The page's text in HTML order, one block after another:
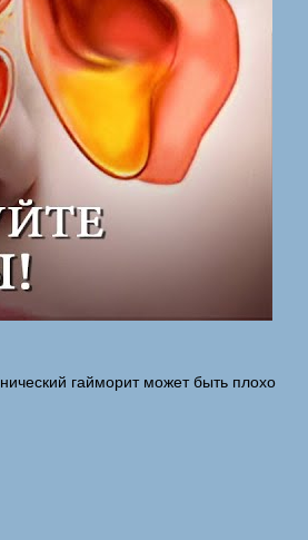
гайморит может быть плохо